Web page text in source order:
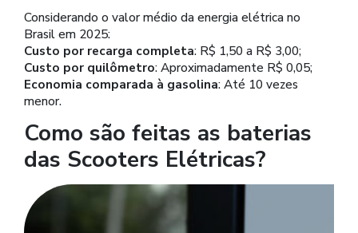
Considerando o valor médio da energia elétrica no
Brasil em 2025:
Custo por recarga completa: R$ 1,50 a R$ 3,00;
Custo por quilômetro: Aproximadamente R$ 0,05;
Economia comparada à gasolina: Até 10 vezes
menor.
Como são feitas as baterias
das Scooters Elétricas?